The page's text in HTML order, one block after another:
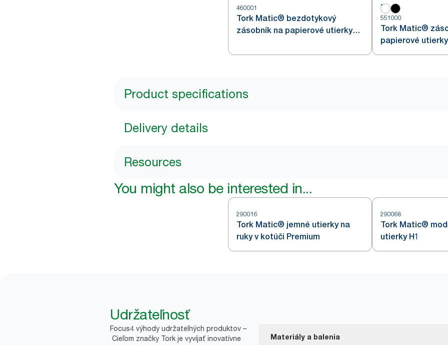
460001
Tork Matic® bezdotykový
zásobník na papierové utierky
z nehrdzavejúcej ocele H1
551000
Tork Matic®
papierové
H1
Product specifications
Delivery details
Resources
You might also be interested in...
290016
Tork Matic® jemné utierky na
ruky v kotúči Premium
290068
Tork Matic®
utierky H1
Udržateľnosť
Focus4 výhody udržateľných produktov –
Cieľom značky Tork je vyvíjať inovatívne
Materiály a balenia